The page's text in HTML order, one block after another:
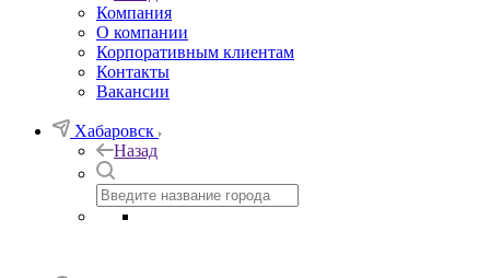
Компания
О компании
Корпоративным клиентам
Контакты
Вакансии
Хабаровск
Назад